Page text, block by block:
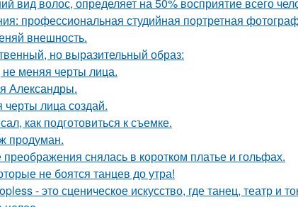
профессиональная студийная портретная
внешность.
но выразительный образ:
меняя черты лица.
Александры.
лица создай.
как подготовиться к съемке.
продуман.
снялась в коротком платье и гольфах.
не боятся танцев до утра!
- это сценическое искусство, где танец, театр и